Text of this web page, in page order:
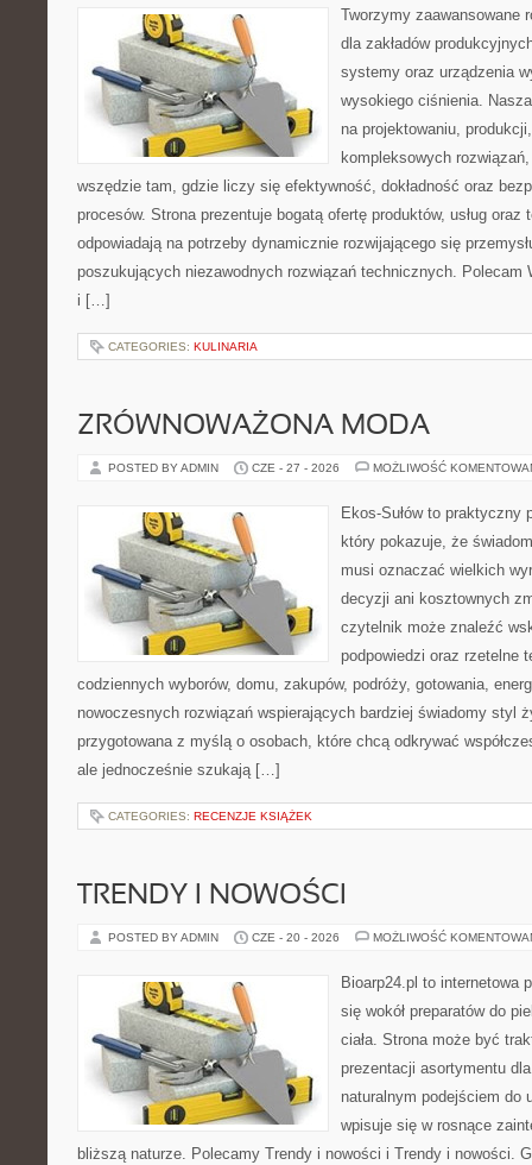
Tworzymy zaawansowane
dla zakładów
systemy oraz urządzenia
wysokiego ciśnienia.
na projektowaniu,
kompleksowych
wszędzie tam, gdzie liczy się efektywność, dokładność oraz
procesów. Strona prezentuje bogatą ofertę produktów, usług oraz
odpowiadają na potrzeby dynamicznie rozwijającego się
poszukujących niezawodnych rozwiązań technicznych. Polecam
i […]
CATEGORIES: KULINARIA
ZRÓWNOWAŻONA MODA
POSTED BY ADMIN CZE - 27 - 2026 MOŻLIWOŚĆ
Ekos-Sułów to praktyczny
który pokazuje, że
musi oznaczać wielkich
decyzji ani kosztownych
czytelnik może znaleźć
podpowiedzi oraz rzetelne
codziennych wyborów, domu, zakupów, podróży, gotowania,
nowoczesnych rozwiązań wspierających bardziej świadomy styl
przygotowana z myślą o osobach, które chcą odkrywać
ale jednocześnie szukają […]
CATEGORIES: RECENZJE KSIĄŻEK
TRENDY I NOWOŚCI
POSTED BY ADMIN CZE - 20 - 2026 MOŻLIWOŚĆ
Bioarp24.pl to internetowa
się wokół preparatów do
ciała. Strona może być
prezentacji asortymentu
naturalnym podejściem do
wpisuje się w rosnące
bliższą naturze. Polecamy Trendy i nowości i Trendy i nowości.